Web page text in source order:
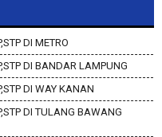
DI METRO
DI BANDAR LAMPUNG
DI WAY KANAN
DI TULANG BAWANG